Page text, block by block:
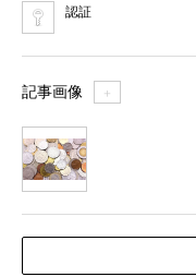
認証
記事画像 ＋